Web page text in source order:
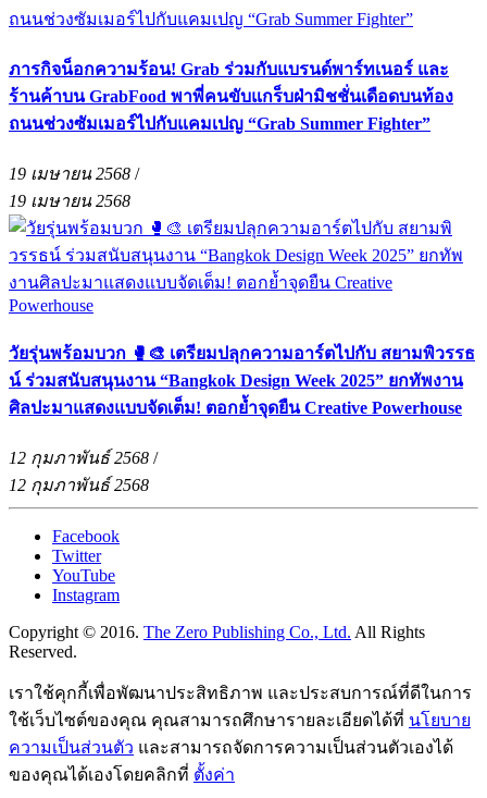
ภารกิจน็อกความร้อน! Grab ร่วมกับแบรนด์พาร์ทเนอร์ และ
ร้านค้าบน GrabFood พาพี่คนขับแกร็บฝ่ามิชชั่นเดือดบนท้อง
ถนนช่วงซัมเมอร์ไปกับแคมเปญ “Grab Summer Fighter”
19 เมษายน 2568 /
19 เมษายน 2568
วัยรุ่นพร้อมบวก 🥊🎨 เตรียมปลุกความอาร์ตไปกับ สยามพิวรรธ
น์ ร่วมสนับสนุนงาน “Bangkok Design Week 2025” ยกทัพงาน
ศิลปะมาแสดงแบบจัดเต็ม! ตอกย้ำจุดยืน Creative Powerhouse
12 กุมภาพันธ์ 2568 /
12 กุมภาพันธ์ 2568
Facebook
Twitter
YouTube
Instagram
Copyright © 2016. The Zero Publishing Co., Ltd. All Rights
Reserved.
เราใช้คุกกี้เพื่อพัฒนาประสิทธิภาพ และประสบการณ์ที่ดีในการ
ใช้เว็บไซต์ของคุณ คุณสามารถศึกษารายละเอียดได้ที่ นโยบาย
ความเป็นส่วนตัว และสามารถจัดการความเป็นส่วนตัวเองได้
ของคุณได้เองโดยคลิกที่ ตั้งค่า